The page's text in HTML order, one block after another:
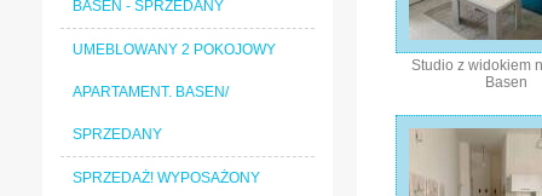
Studio z widokiem
Basen
BASEN - SPRZEDANY
UMEBLOWANY 2 POKOJOWY
APARTAMENT. BASEN/
SPRZEDANY
SPRZEDAŻ! WYPOSAŻONY